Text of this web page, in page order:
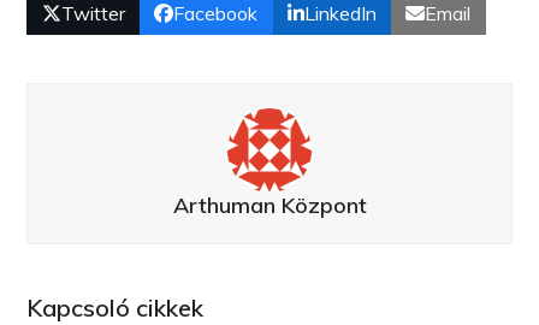
Twitter Facebook LinkedIn Email
Arthuman Központ
Kapcsoló cikkek